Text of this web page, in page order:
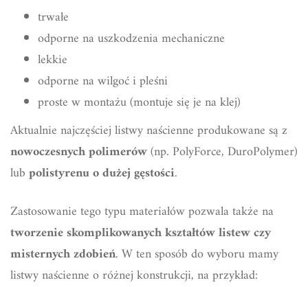
trwałe
odporne na uszkodzenia mechaniczne
lekkie
odporne na wilgoć i pleśni
proste w montażu (montuje się je na klej)
Aktualnie najczęściej listwy naścienne produkowane są z
nowoczesnych polimerów(np. PolyForce, DuroPolymer)
lubpolistyrenu o dużej gęstości.
Zastosowanie tego typu materiałów pozwala także na
tworzenie skomplikowanych kształtów listew czy
misternych zdobień. W ten sposób do wyboru mamy
listwy naścienne o różnej konstrukcji, na przykład: